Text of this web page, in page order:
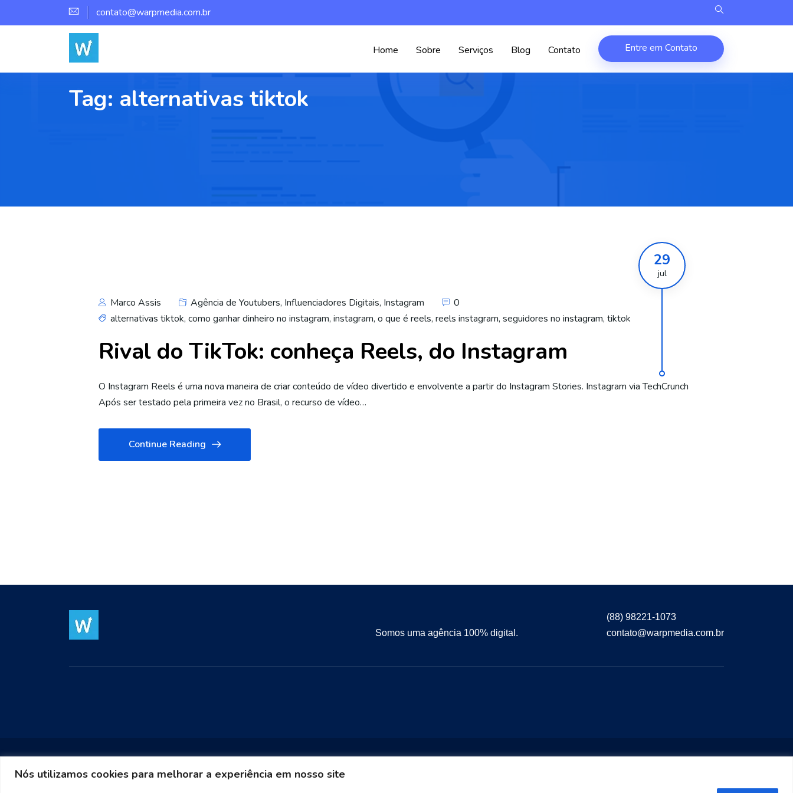
Nós utilizamos cookies para melhorar a experiência em nosso site
contato@warpmedia.com.br
Home Sobre Serviços Blog Contato Entre em Contato
Tag: alternativas tiktok
Marco Assis Agência de Youtubers, Influenciadores Digitais, Instagram 0
29
jul
alternativas tiktok, como ganhar dinheiro no instagram, instagram, o que é reels, reels instagram, seguidores no instagram, tiktok
Rival do TikTok: conheça Reels, do Instagram
O Instagram Reels é uma nova maneira de criar conteúdo de vídeo divertido e envolvente a partir do Instagram Stories. Instagram via TechCrunch
Após ser testado pela primeira vez no Brasil, o recurso de vídeo…
Continue Reading
Somos uma agência 100% digital.
(88) 98221-1073
contato@warpmedia.com.br